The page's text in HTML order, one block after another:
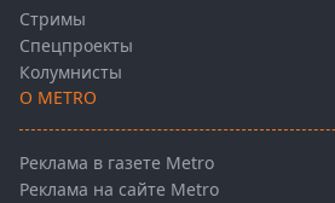
Стримы
Спецпроекты
Колумнисты
О METRO
Реклама в газете Metro
Реклама на сайте Metro